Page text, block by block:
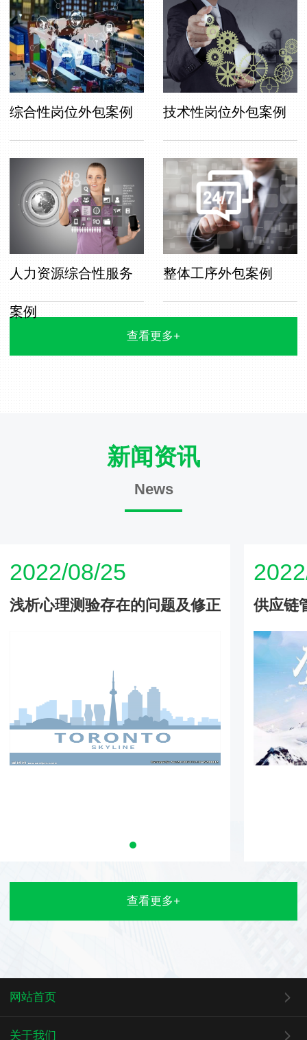
综合性岗位外包案例 技术性岗位外包案例
人力资源综合性服务
案例
整体工序外包案例
查看更多+
新闻资讯
News
2022/08/25
浅析心理测验存在的问题及修正
供应链
包
查看更多+
网站首页
关于我们